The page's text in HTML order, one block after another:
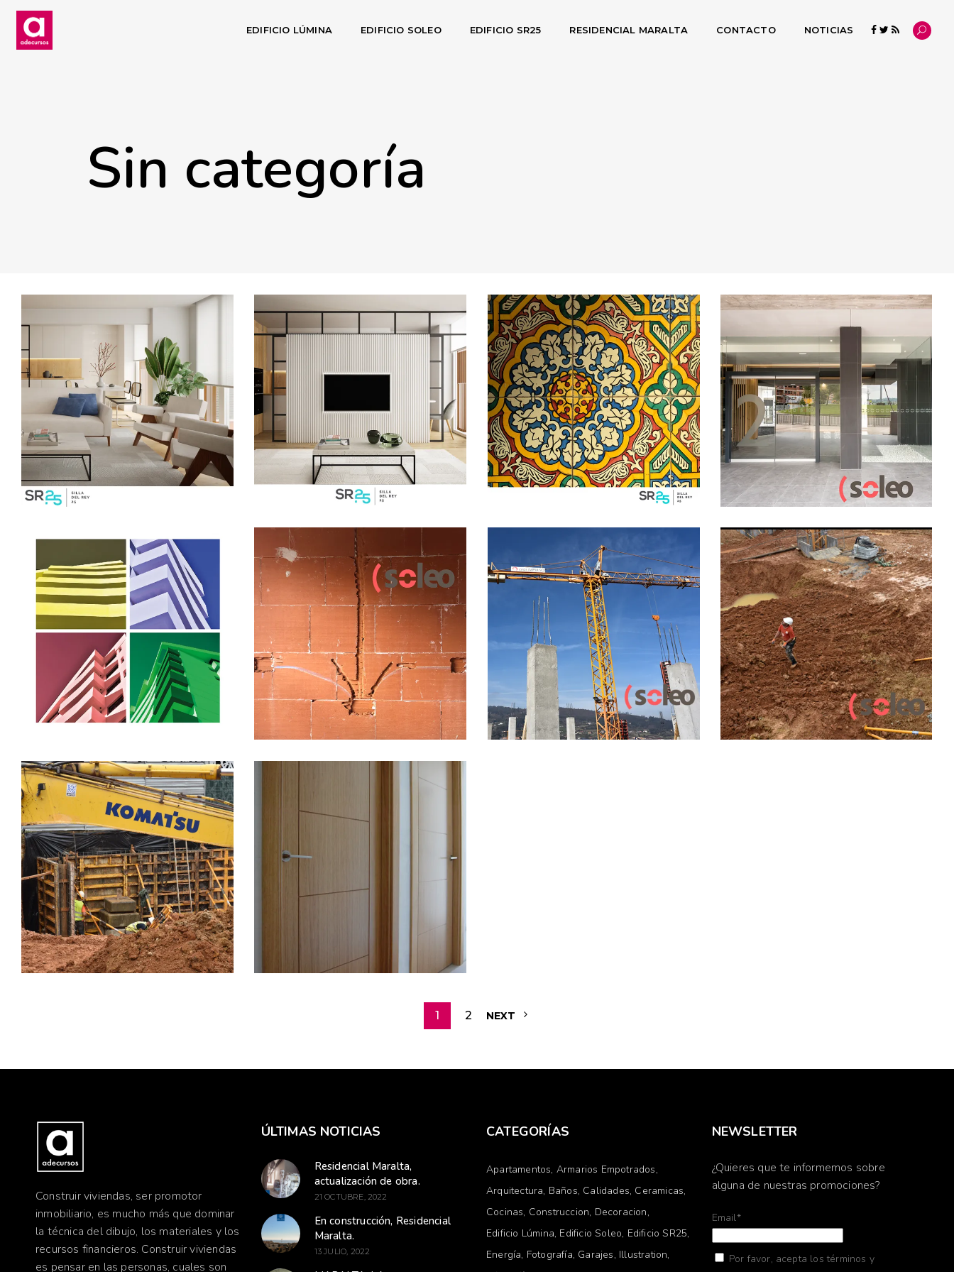
EDIFICIO LÚMINA EDIFICIO SOLEO EDIFICIO SR25 RESIDENCIAL MARALTA CONTACTO NOTICIAS
Sin categoría
No hay lugar como el
hogar, SR25
LEER MÁS
19 ENERO, 2021 SIN CATEGORÍA
La decoración como
expresión de nuestra
personalidad. Tipo A,
Edificio SR25
LEER MÁS
17 SEPTIEMBRE, 2020
SIN CATEGORÍA
El tiempo y la
arquitectura, SR25
LEER MÁS
SIN CATEGORÍA
Soleo, vuestro
edificio.
LEER MÁS
24 DICIEMBRE, 2019
SIN CATEGORÍA
Felices Fiestas
LEER MÁS
12 ABRIL, 2019 SIN CATEGORÍA
Soleo es grande,
muy grande!
LEER MÁS
1 MARZO, 2019 SIN CATEGORÍA
Edificio Soleo, a
punta de grúa.
LEER MÁS
8 JUNIO, 2018
CONSTRUCCION EDIFICIO
SOLEO PRADO DE LA VEGA SIN
CATEGORÍA
Plaza de la
Enseñanza Nº2,
Edifico Soleo
LEER MÁS
2 JUNIO, 2018
CONSTRUCCION EDIFICIO
SOLEO PRADO DE LA VEGA SIN
CATEGORÍA
Edificio Soleo, el
terreno se comporta.
LEER MÁS
COCINAS CONSTRUCCION
PRADO DE LA VEGA
627 dias de
construcción, Edificio
1 2 NEXT
Construir viviendas, ser promotor
inmobiliario, es mucho más que dominar
la técnica del dibujo, los materiales y los
recursos financieros. Construir viviendas
es pensar en las personas, cuales son
ÚLTIMAS NOTICIAS
Residencial Maralta,
actualización de obra.
21 OCTUBRE, 2022
En construcción, Residencial
Maralta.
13 JULIO, 2022
CATEGORÍAS
Apartamentos Armarios Empotrados
Arquitectura Baños Calidades Ceramicas
Cocinas Construccion Decoracion
Edificio Lúmina Edificio Soleo Edificio SR25
Energía Fotografía Garajes Illustration
NEWSLETTER
¿Quieres que te informemos sobre
alguna de nuestras promociones?
Email*
Por favor, acepta los términos y